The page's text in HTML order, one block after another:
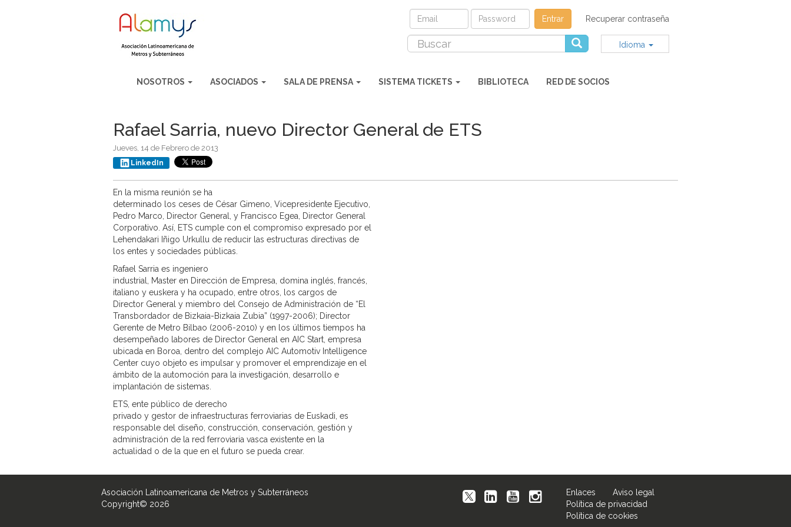
Entrar Recuperar contraseña
Idioma
NOSOTROS ASOCIADOS SALA DE PRENSA SISTEMA TICKETS BIBLIOTECA RED DE SOCIOS
Rafael Sarria, nuevo Director General de ETS
Jueves, 14 de Febrero de 2013
LinkedIn
En la misma reunión se ha
determinado los ceses de César Gimeno, Vicepresidente Ejecutivo,
Pedro Marco, Director General, y Francisco Egea, Director General
Corporativo. Así, ETS cumple con el compromiso expresado por el
Lehendakari Iñigo Urkullu de reducir las estructuras directivas de
los entes y sociedades públicas.
Rafael Sarria es ingeniero
industrial, Master en Dirección de Empresa, domina inglés, francés,
italiano y euskera y ha ocupado, entre otros, los cargos de
Director General y miembro del Consejo de Administración de “El
Transbordador de Bizkaia-Bizkaia Zubia” (1997-2006); Director
Gerente de Metro Bilbao (2006-2010) y en los últimos tiempos ha
desempeñado labores de Director General en AIC Start, empresa
ubicada en Boroa, dentro del complejo AIC Automotiv Intelligence
Center cuyo objeto es impulsar y promover el emprendizaje en el
ámbito de la automoción para la investigación, desarrollo e
implantación de sistemas.
ETS, ente público de derecho
privado y gestor de infraestructuras ferroviarias de Euskadi, es
responsable del diseño, construcción, conservación, gestión y
administración de la red ferroviaria vasca existente en la
actualidad o de la que en el futuro se pueda crear.
Asociación Latinoamericana de Metros y Subterráneos
Copyright© 2026
Enlaces
Aviso legal
Política de privacidad
Política de cookies